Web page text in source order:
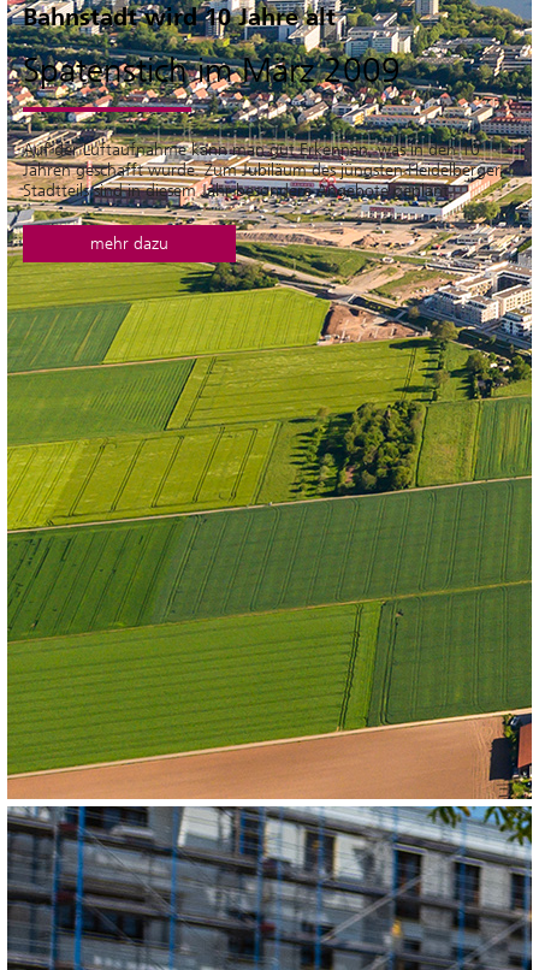
Bahnstadt wird 10 Jahre alt
Spatenstich im März 2009
Auf der Luftaufnahme kann man gut Erkennen, was in den 10
Jahren geschafft wurde. Zum Jubiläum des jüngsten Heidelberger
Stadtteils sind in diesem Jahr besondere Angebote geplant.
mehr dazu